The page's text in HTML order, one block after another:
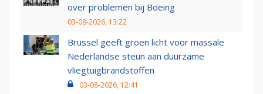
over problemen bij Boeing
03-08-2026, 13:22
Brussel geeft groen licht voor massale
Nederlandse steun aan duurzame
vliegtuigbrandstoffen
03-08-2026, 12:41